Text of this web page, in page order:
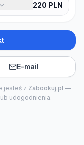
220 PLN
E-mail
jesteś z Zabookuj.pl —
udogodnienia.